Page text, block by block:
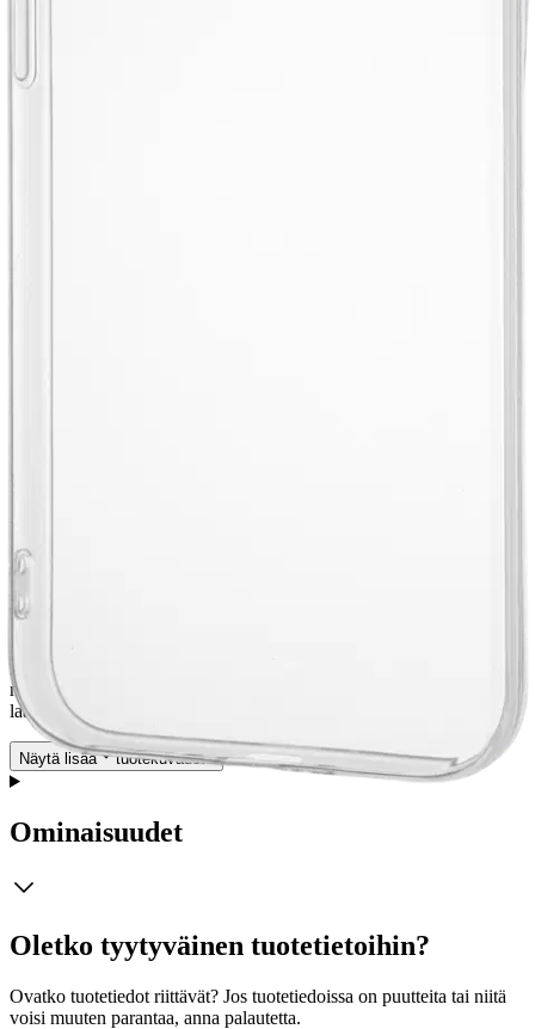
MUKANA Silikonisuoja pysyy puhelimen ympärillä napakasti ja
TALLELLA Kuori on räätälöity mainitulle puhelimelle, joten
painikkeisiin ja liitäntöihin pääsee helposti käsiksi eikä suojaa
tarvitse turhaan irrottaa puhelimesta. KESTÄÄ KULUTUSTA
Kuori on kauttaaltaan valmistettu kulutusta kestävästä TPU-
muovista. Lopputuloksena on ammattitaidolla valmistettu ja
laadukas puhelimen suojakuori.
Näytä lisää tuotekuvausta
Ominaisuudet
Oletko tyytyväinen tuotetietoihin?
Ovatko tuotetiedot riittävät? Jos tuotetiedoissa on puutteita tai niitä
voisi muuten parantaa, anna palautetta.